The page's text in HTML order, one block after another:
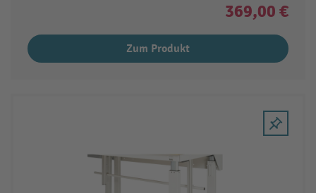
369,00 €
Zum Produkt